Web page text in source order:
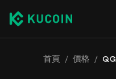
首頁 / 價格 / QG